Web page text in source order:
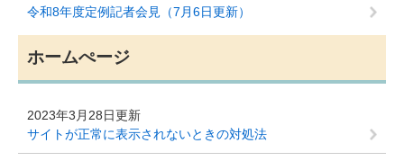
令和8年度定例記者会見（7月6日更新）
ホームぺージ
2023年3月28日更新
サイトが正常に表示されないときの対処法